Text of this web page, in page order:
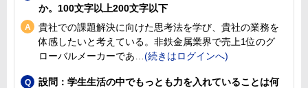
か。100文字以上200文字以下
貴社での課題解決に向けた思考法を学び、貴社の業務を
体感したいと考えている。非鉄金属業界で売上1位のグ
ローバルメーカーであ
設問：学生生活の中でもっとも力を入れていることは何